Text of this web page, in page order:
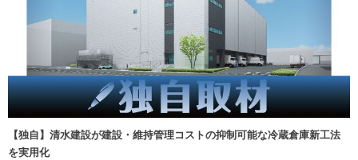
【独自】清水建設が建設・維持管理コストの抑制可能な冷蔵倉庫新工法
を実用化